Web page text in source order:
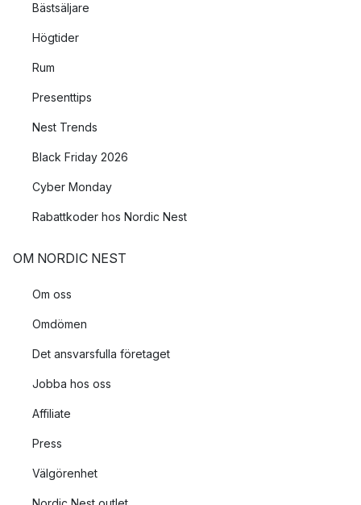
Bästsäljare
Högtider
Rum
Presenttips
Nest Trends
Black Friday 2026
Cyber Monday
Rabattkoder hos Nordic Nest
OM NORDIC NEST
Om oss
Omdömen
Det ansvarsfulla företaget
Jobba hos oss
Affiliate
Press
Välgörenhet